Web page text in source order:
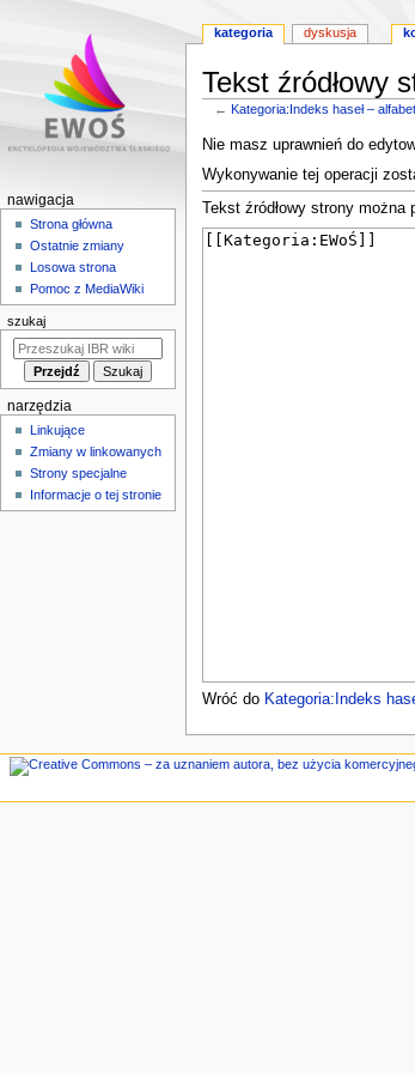
Tekst źródłowy
← Kategoria:Indeks haseł –
Przejdź
do
nawigacji
Przejdź
do
wyszukiwania
Nie masz uprawnień do
Wykonywanie tej operacji
Tekst źródłowy strony
Wróć do Kategoria:Indeks
M
n
a
w
i
g
j
kategoria dyskusja
nawigacja
Strona główna
Ostatnie zmiany
Losowa strona
Pomoc z MediaWiki
szukaj
narzędzia
Linkujące
Zmiany w linkowanych
Strony specjalne
Informacje o tej stronie